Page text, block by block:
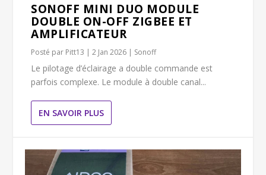
SONOFF MINI DUO MODULE
DOUBLE ON-OFF ZIGBEE ET
AMPLIFICATEUR
Posté par Pitt13 |2 Jan 2026 | Sonoff
Le pilotage d’éclairage a double commande est
parfois complexe. Le module à double canal...
EN SAVOIR PLUS